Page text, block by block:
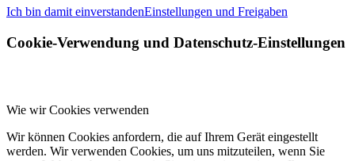
Ich bin damit einverstandenEinstellungen und Freigaben
Cookie-Verwendung und Datenschutz-Einstellungen
Wie wir Cookies verwenden
Wir können Cookies anfordern, die auf Ihrem Gerät eingestellt
werden. Wir verwenden Cookies, um uns mitzuteilen, wenn Sie